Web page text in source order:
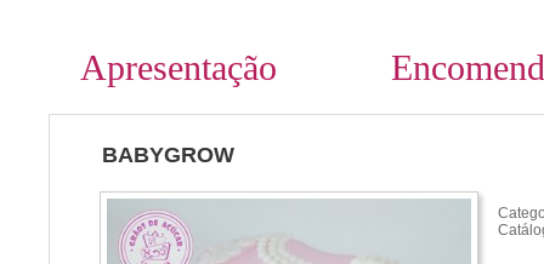
Apresentação
BABYGROW